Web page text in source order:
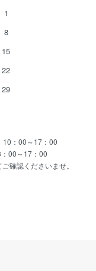
1
8
15
22
29
：00～17：00
00～17：00
確認くださいませ。